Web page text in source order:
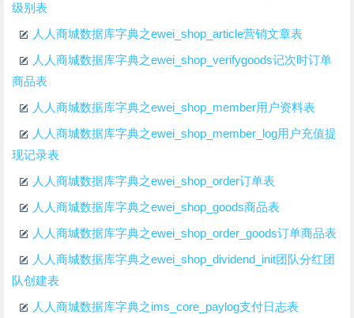
级别表
人人商城数据库字典之ewei_shop_article营销文章表
人人商城数据库字典之ewei_shop_verifygoods记次时订单
商品表
人人商城数据库字典之ewei_shop_member用户资料表
人人商城数据库字典之ewei_shop_member_log用户充值提
现记录表
人人商城数据库字典之ewei_shop_order订单表
人人商城数据库字典之ewei_shop_goods商品表
人人商城数据库字典之ewei_shop_order_goods订单商品表
人人商城数据库字典之ewei_shop_dividend_init团队分红团
队创建表
人人商城数据库字典之ims_core_paylog支付日志表